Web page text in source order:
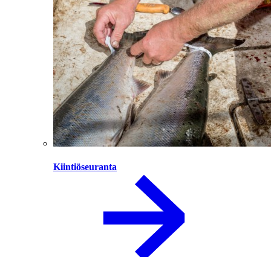
Kiintiöseuranta